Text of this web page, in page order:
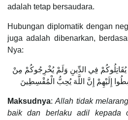
adalah tetap bersaudara.
Hubungan diplomatik dengan
juga adalah dibenarkan,
Nya:
يُقَاتِلُوكُمْ فِي الدِّينِ وَلَمْ يُخْرِجُوكُمْ مِنْ
إِلَيْهِمْ إِنَّ اللَّهَ يُحِبُّ الْمُقْسِطِينَ
Maksudnya:Allah tidak
baik dan berlaku adil kepada